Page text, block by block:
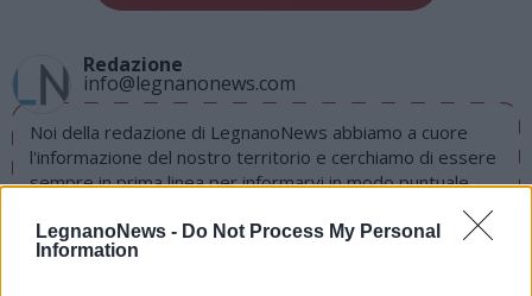
LegnanoNews - Do Not Process My Personal
Information
Redazione
info@legnanonews.com
Noi della redazione di LegnanoNews abbiamo a cuore
l'informazione del nostro territorio e cerchiamo di essere
sempre in prima linea per informarvi in modo puntuale.
PIÙ INFORMAZIONI SU